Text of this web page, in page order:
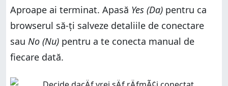
Aproape ai terminat. Apasă Yes (Da) pentru ca
browserul să-ți salveze detaliile de conectare
sau No (Nu) pentru a te conecta manual de
fiecare dată.